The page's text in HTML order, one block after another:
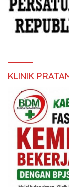
KLINIK